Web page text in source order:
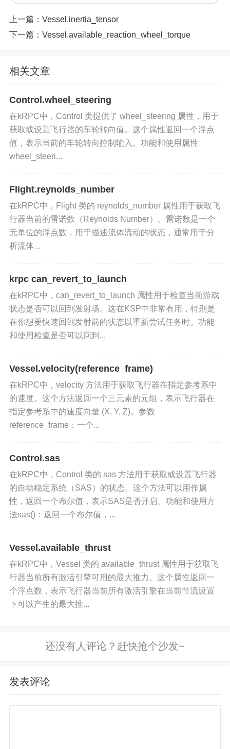
应用场景
姿态控制
：在任务执行过程中，根据飞行器的可用
响应速度。
任务规划：在任务规划阶段，使用可用转矩信息来
设计和优化飞行器的控制系统。
性能分析：在任务执行过程中，实时监控和分析飞
行器的转矩，以评估控制系统的表现和调整任务计
上一篇： Vessel.inertia_tensor
下一篇： Vessel.available_reaction_wheel_torque
相关文章
Control.wheel_steering
在kRPC中，Control 类提供了 wheel_steering 属性，用于
获取或设置飞行器的车轮转向值。这个属性返回一个浮点
值，表示当前的车轮转向控制输入。功能和使用属性
wheel_steeri...
Flight.reynolds_number
在kRPC中，Flight 类的 reynolds_number 属性用于获取飞
行器当前的雷诺数（Reynolds Number）。雷诺数是一个
无单位的浮点数，用于描述流体流动的状态，通常用于分
析流体...
krpc can_revert_to_launch
在kRPC中，can_revert_to_launch 属性用于检查当前游戏
状态是否可以回到发射场。这在KSP中非常有用，特别是
在你想要快速回到发射前的状态以重新尝试任务时。功能
和使用检查是否可以回到...
Vessel.velocity(reference_frame)
在kRPC中，velocity 方法用于获取飞行器在指定参考系中
的速度。这个方法返回一个三元素的元组，表示飞行器在
指定参考系中的速度向量 (X, Y, Z)。参数
reference_frame：一个...
Control.sas
在kRPC中，Control 类的 sas 方法用于获取或设置飞行器
的自动稳定系统（SAS）的状态。这个方法可以用作属
性，返回一个布尔值，表示SAS是否开启。功能和使用方
法sas()：返回一个布尔值，...
Vessel.available_thrust
在kRPC中，Vessel 类的 available_thrust 属性用于获取飞
行器当前所有激活引擎可用的最大推力。这个属性返回一
个浮点数，表示飞行器当前所有激活引擎在当前节流设置
下可以产生的最大推...
发表评论